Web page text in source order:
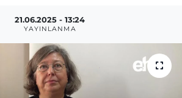
21.06.2025 - 13:24
YAYINLANMA